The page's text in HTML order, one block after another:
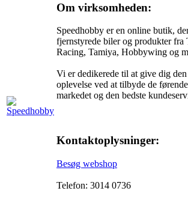
Om virksomheden:
Speedhobby er en online butik,
fjernstyrede biler og produkter fra
Racing, Tamiya, Hobbywing og
Vi er dedikerede til at give dig den
oplevelse ved at tilbyde de
markedet og den bedste
Kontaktoplysninger:
Besøg webshop
Telefon: 3014 0736